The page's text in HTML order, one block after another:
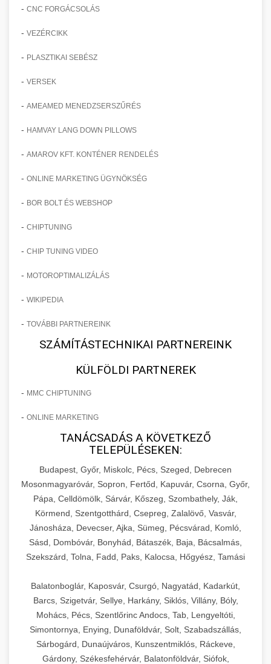
- CNC FORGÁCSOLÁS
- VEZÉRCIKK
- PLASZTIKAI SEBÉSZ
- VERSEK
- AMEAMED MENEDZSERSZŰRÉS
- HAMVAY LANG DOWN PILLOWS
- AMAROV KFT. KONTÉNER RENDELÉS
- ONLINE MARKETING ÜGYNÖKSÉG
- BOR BOLT ÉS WEBSHOP
- CHIPTUNING
- CHIP TUNING VIDEO
- MOTOROPTIMALIZÁLÁS
- WIKIPEDIA
- TOVÁBBI PARTNEREINK
SZÁMÍTÁSTECHNIKAI PARTNEREINK
KÜLFÖLDI PARTNEREK
- MMC CHIPTUNING
- ONLINE MARKETING
TANÁCSADÁS A KÖVETKEZŐ
TELEPÜLÉSEKEN:
Budapest, Győr, Miskolc, Pécs, Szeged, Debrecen
Mosonmagyaróvár, Sopron, Fertőd, Kapuvár, Csorna, Győr,
Pápa, Celldömölk, Sárvár, Kőszeg, Szombathely, Ják,
Körmend, Szentgotthárd, Csepreg, Zalalövő, Vasvár,
Jánosháza, Devecser, Ajka, Sümeg, Pécsvárad, Komló,
Sásd, Dombóvár, Bonyhád, Bátaszék, Baja, Bácsalmás,
Szekszárd, Tolna, Fadd, Paks, Kalocsa, Hőgyész, Tamási
Balatonboglár, Kaposvár, Csurgó, Nagyatád, Kadarkút,
Barcs, Szigetvár, Sellye, Harkány, Siklós, Villány, Bóly,
Mohács, Pécs, Szentlőrinc Andocs, Tab, Lengyeltóti,
Simontornya, Enying, Dunaföldvár, Solt, Szabadszállás,
Sárbogárd, Dunaújváros, Kunszentmiklós, Ráckeve,
Gárdony, Székesfehérvár, Balatonföldvár, Siófok,